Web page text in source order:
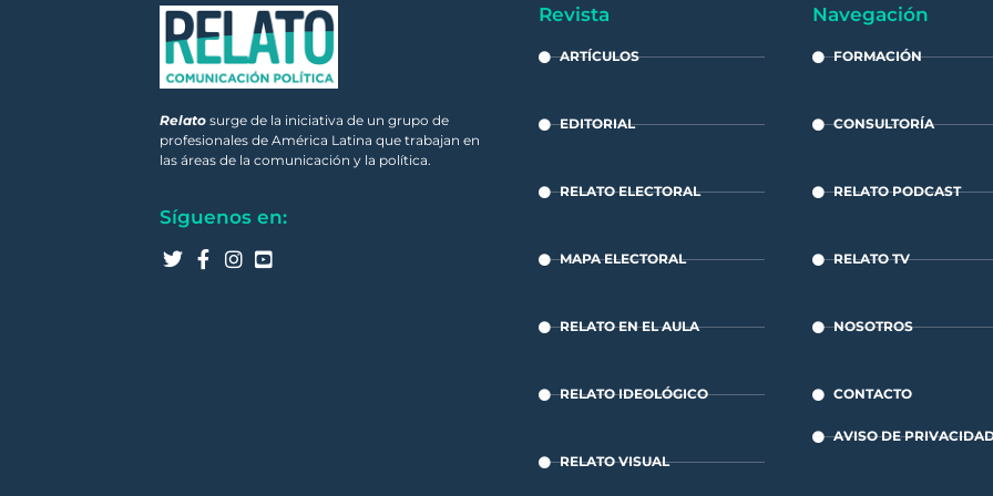
Relato surge de la iniciativa de un grupo de
profesionales de América Latina que trabajan en
las áreas de la comunicación y la política.
Síguenos en:
Revista
ARTÍCULOS
EDITORIAL
RELATO ELECTORAL
MAPA ELECTORAL
RELATO EN EL AULA
RELATO IDEOLÓGICO
RELATO VISUAL
Navegación
FORMACIÓN
CONSULTORÍA
RELATO PODCAST
RELATO TV
NOSOTROS
CONTACTO
AVISO DE